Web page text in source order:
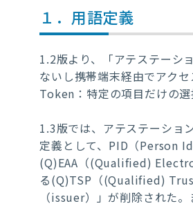
１．用語定義
1.2版より、「アテステー
ないし携帯端末経由でアク
Token：特定の項目だけの
1.3版では、アテステーショ
定義として、PID（Person
(Q)EAA（(Qualified)
る(Q)TSP（(Qualified)
（issuer）」が削除された